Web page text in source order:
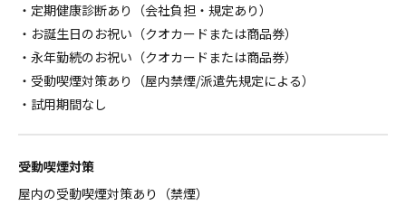
・定期健康診断あり（会社負担・規定あり）
・お誕生日のお祝い（クオカードまたは商品券）
・永年勤続のお祝い（クオカードまたは商品券）
・受動喫煙対策あり（屋内禁煙/派遣先規定による）
・試用期間なし
受動喫煙対策
屋内の受動喫煙対策あり（禁煙）